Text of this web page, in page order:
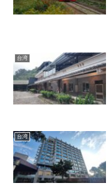
台湾
台湾